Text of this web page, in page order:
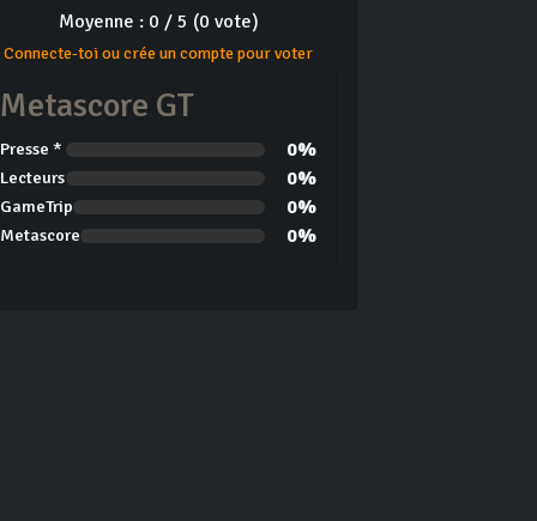
Moyenne : 0 / 5 (0 vote)
Connecte-toi ou crée un compte pour voter
Metascore GT
Presse * 0%
Lecteurs 0%
GameTrip 0%
Metascore 0%